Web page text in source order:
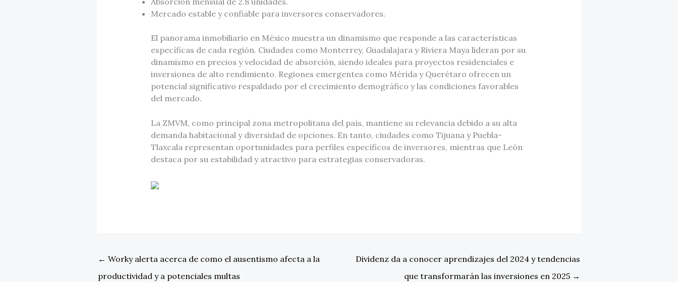
Mercado estable y confiable para inversores conservadores.
El panorama inmobiliario en México muestra un dinamismo que responde a las características
específicas de cada región. Ciudades como Monterrey, Guadalajara y Riviera Maya lideran por su
dinamismo en precios y velocidad de absorción, siendo ideales para proyectos residenciales e
inversiones de alto rendimiento. Regiones emergentes como Mérida y Querétaro ofrecen un
potencial significativo respaldado por el crecimiento demográfico y las condiciones favorables
del mercado.
La ZMVM, como principal zona metropolitana del país, mantiene su relevancia debido a su alta
demanda habitacional y diversidad de opciones. En tanto, ciudades como Tijuana y Puebla-
Tlaxcala representan oportunidades para perfiles específicos de inversores, mientras que León
destaca por su estabilidad y atractivo para estrategias conservadoras.
← Worky alerta acerca de como el ausentismo afecta a la
productividad y a potenciales multas
Dividenz da a conocer aprendizajes del 2024 y tendencias
que transformarán las inversiones en 2025 →